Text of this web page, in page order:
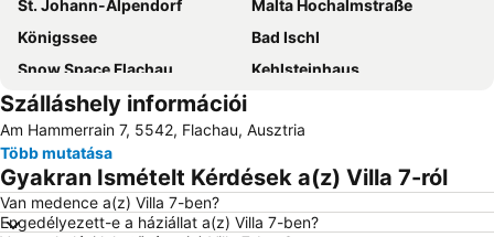
St. Johann-Alpendorf
Malta Hochalmstraße
Königssee
Bad Ischl
Snow Space Flachau
Kehlsteinhaus
Hochkönigs Winterreich - Mühlbach Dienten Maria Alm
Wagrain-Kleinarl
Filzmoos
Rauriser Hochalmbahnen
Altenmarkt-Zauchensee
Ramsau am Dachstein
Zauchensee Sícentrum
Lürzer Alm
Planai hegy
Szálláshely információi
Am Hammerrain 7, 5542, Flachau, Ausztria
Több mutatása
Gyakran Ismételt Kérdések a(z) Villa 7-ról
Van medence a(z) Villa 7-ben?
Engedélyezett-e a háziállat a(z) Villa 7-ben?